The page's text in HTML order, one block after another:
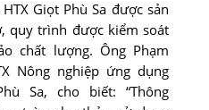
Giọt Phù Sa được sản
quy trình được kiểm soát
chất lượng. Ông Phạm
Nông nghiệp ứng dụng
Sa, cho biết: “Thông